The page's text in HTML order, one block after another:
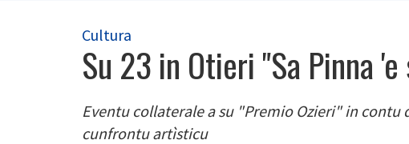
Cultura
Su 23 in Otieri "Sa Pinna 'e
Eventu collaterale a su "Premio Ozieri" in
cunfrontu artìsticu